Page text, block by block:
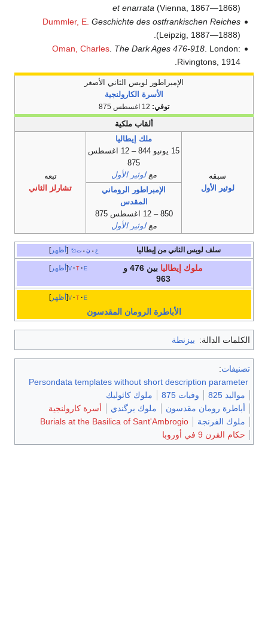
et enarrata (Vienna, 1867—1868)
Dummler, E. Geschichte des ostfrankischen Reiches
(Leipzig, 1887—1888).
Oman, Charles. The Dark Ages 476-918. London:
Rivingtons, 1914.
الإمبراطور لويس الثاني الأصغر
الأسرة الكارولنجية
توفي:
ألقاب ملكية
سبقه
لوثير الأول
ملك إيطاليا
15 يونيو 844 – 12 اغسطس
875
معلوثير الأول
تبعه
تشارلز الثاني
الإمبراطور الروماني
المقدس
850 – 12 اغسطس 875
معلوثير الأول
أظهر ع • ن • ت سلف لويس الثاني من إيطاليا
أظهر v t e ملوك إيطاليا
بين 476 و
963
أظهر v t e
الأباطرة الرومان المقدسون
الكلمات الدالة: بيزنطة
تصنيفات:
Persondata templates without short description parameter
مواليد 825
وفيات 875
ملوك كاثوليك
أباطرة رومان مقدسون
ملوك برگندي
أسرة كارولنجية
ملوك الفرنجة
Burials at the Basilica of Sant'Ambrogio
حكام القرن 9 في أوروبا